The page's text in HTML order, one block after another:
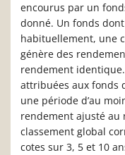
encourus par un
donné. Un fonds
habituellement, une
génère des
rendement identique.
attribuées aux fonds
une période d’au
rendement ajusté au
classement global
cotes sur 3, 5 et 10